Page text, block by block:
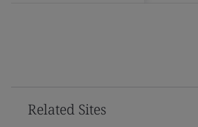
Related Sites